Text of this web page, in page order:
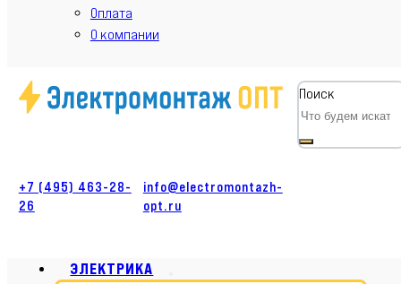
Оплата
О компании
Поиск
+7 (495) 463-28-
26
info@electromontazh-
opt.ru
ЭЛЕКТРИКА